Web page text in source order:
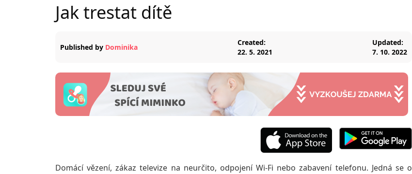
Jak trestat dítě
Published by Dominika
Created:
22. 5. 2021
Updated:
7. 10. 2022
Domácí vězení, zákaz televize na neurčito, odpojení Wi-Fi nebo zabavení telefonu. Jedná se o